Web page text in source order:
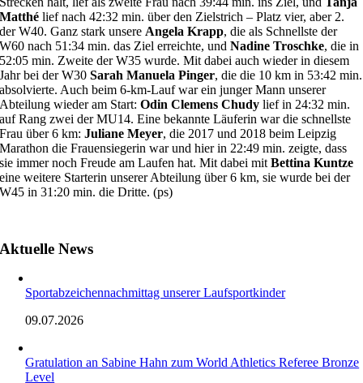
Matthé lief nach 42:32 min. über den Zielstrich – Platz vier, aber 2.
der W40. Ganz stark unsere Angela Krapp, die als Schnellste der
W60 nach 51:34 min. das Ziel erreichte, undNadine Troschke, die in
52:05 min. Zweite der W35 wurde. Mit dabei auch wieder in diesem
Jahr bei der W30Sarah Manuela Pinger, die die 10 km in 53:42 min.
absolvierte. Auch beim 6-km-Lauf war ein junger Mann unserer
Abteilung wieder am Start:Odin Clemens Chudy lief in 24:32 min.
auf Rang zwei der MU14. Eine bekannte Läuferin war die schnellste
Frau über 6 km:Juliane Meyer, die 2017 und 2018 beim Leipzig
Marathon die Frauensiegerin war und hier in 22:49 min. zeigte, dass
sie immer noch Freude am Laufen hat. Mit dabei mitBettina Kuntze
eine weitere Starterin unserer Abteilung über 6 km, sie wurde bei der
W45 in 31:20 min. die Dritte. (ps)
Aktuelle News
Sportabzeichennachmittag unserer Laufsportkinder
09.07.2026
Gratulation an Sabine Hahn zum World Athletics Referee Bronze
Level